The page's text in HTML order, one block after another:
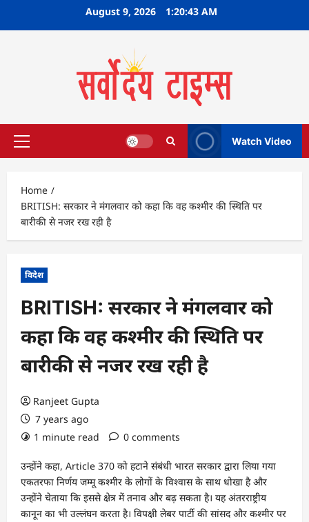
August 9, 2026 1:20:44 AM
Primary
Watch Video
Home
BRITISH: सरकार ने मंगलवार को कहा कि वह कश्मीर की स्थिति पर
बारीकी से नजर रख रही है
विदेश
BRITISH: सरकार ने मंगलवार को
कहा कि वह कश्मीर की स्थिति पर
बारीकी से नजर रख रही है
Ranjeet Gupta
7 years ago
1 minute read
0 comments
उन्होंने कहा, Article 370 को हटाने संबंधी भारत सरकार द्वारा लिया गया
एकतरफा निर्णय जम्मू कश्मीर के लोगों के विश्वास के साथ धोखा है और
उन्होंने चेताया कि इससे क्षेत्र में तनाव और बढ़ सकता है। यह अंतरराष्ट्रीय
कानून का भी उल्लंघन करता है। विपक्षी लेबर पार्टी की सांसद और कश्मीर पर